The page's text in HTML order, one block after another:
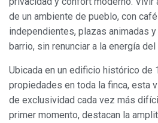
de un ambiente de pueblo, con
independientes, plazas animadas
barrio, sin renunciar a la energía
Ubicada en un edificio histórico de
propiedades en toda la finca, esta
de exclusividad cada vez más
primer momento, destacan la
Modificar cookies